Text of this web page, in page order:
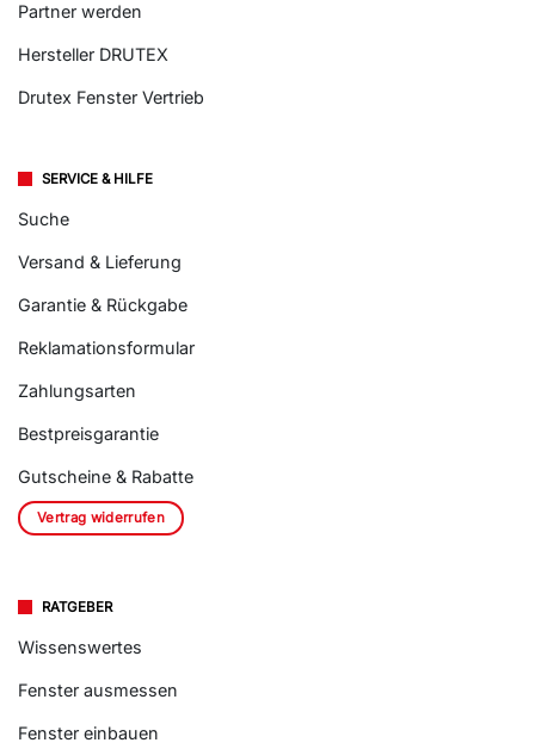
Partner werden
Hersteller DRUTEX
Drutex Fenster Vertrieb
SERVICE & HILFE
Suche
Versand & Lieferung
Garantie & Rückgabe
Reklamationsformular
Zahlungsarten
Bestpreisgarantie
Gutscheine & Rabatte
Vertrag widerrufen
RATGEBER
Wissenswertes
Fenster ausmessen
Fenster einbauen